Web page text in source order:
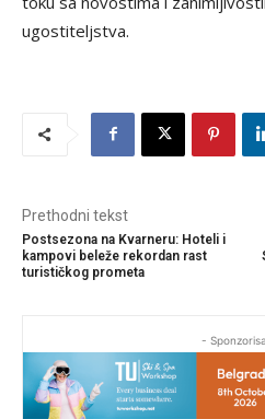
ugostiteljstva.
Prethodni tekst
Postsezona na Kvarneru: Hoteli i
kampovi beleže rekordan rast
turističkog prometa
-